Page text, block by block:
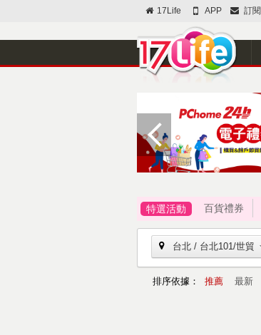
17Life APP 訂閱
特選活動 百貨禮券
台北 / 台北101/世貿
排序依據： 推薦 最新